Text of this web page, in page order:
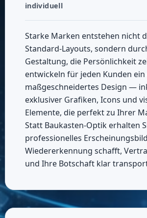
individuell
Starke Marken entstehen nicht
Standard‑Layouts, sondern
Gestaltung, die Persönlichkeit
entwickeln für jeden Kunden ein
maßgeschneidertes Design —
exklusiver Grafiken, Icons und
Elemente, die perfekt zu Ihrer
Statt Baukasten‑Optik erhalten
professionelles
Wiedererkennung schafft,
und Ihre Botschaft klar